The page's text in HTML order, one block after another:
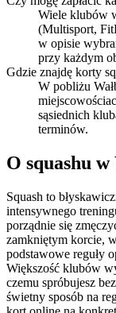
Wiele klubów
(Multisport,
w opisie
przy każdym
Gdzie znajdę korty
W pobliżu
sąsiednich
terminów.
O squashu
Squash to
intensywnego
porządnie się
zamkniętym korcie,
podstawowe reguły
Większość klubów
czemu spróbujesz
świetny sposób na